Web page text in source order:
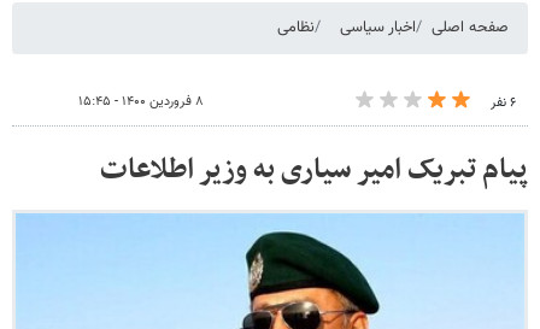
صفحه اصلی اخبار سیاسی نظامی
۶ نفر ۸ فروردین ۱۴۰۰ - ۱۵:۴۵
پیام تبریک امیر سیاری به وزیر اطلاعات